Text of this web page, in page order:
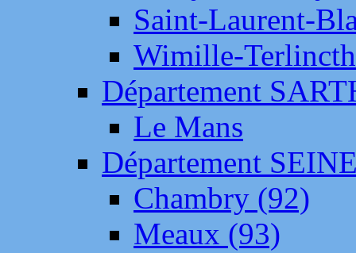
Saint-Laurent-
Wimille-
Département
Le Mans
Département
Chambry (92)
Meaux (93)